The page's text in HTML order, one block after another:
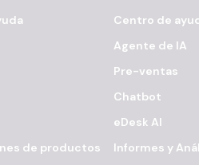
de productos
Centro de
Agente de IA
Pre-ventas
Chatbot
eDesk AI
Informes y